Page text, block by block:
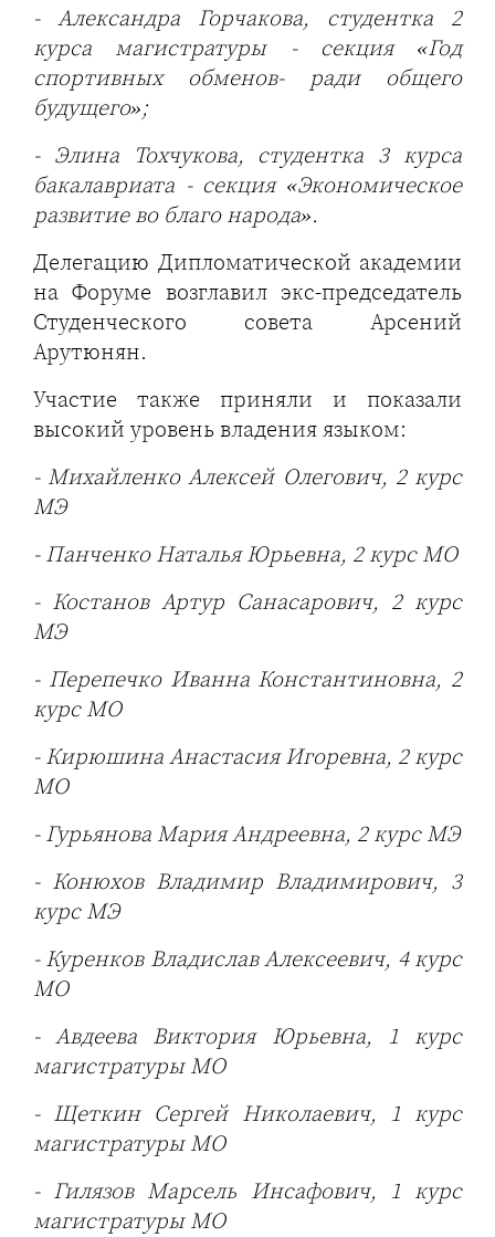
- Александра Горчакова, студентка 2
курса магистратуры - секция «Год
спортивных обменов- ради общего
будущего»;
- Элина Тохчукова, студентка 3 курса
бакалавриата - секция «Экономическое
развитие во благо народа».
Делегацию Дипломатической академии
на Форуме возглавил экс-председатель
Студенческого совета Арсений
Арутюнян.
Участие также приняли и показали
высокий уровень владения языком:
- Михайленко Алексей Олегович, 2 курс
МЭ
- Панченко Наталья Юрьевна, 2 курс МО
- Костанов Артур Санасарович, 2 курс
МЭ
- Перепечко Иванна Константиновна, 2
курс МО
- Кирюшина Анастасия Игоревна, 2 курс
МО
- Гурьянова Мария Андреевна, 2 курс МЭ
- Конюхов Владимир Владимирович, 3
курс МЭ
- Куренков Владислав Алексеевич, 4 курс
МО
- Авдеева Виктория Юрьевна, 1 курс
магистратуры МО
- Щеткин Сергей Николаевич, 1 курс
магистратуры МО
- Гилязов Марсель Инсафович, 1 курс
магистратуры МО